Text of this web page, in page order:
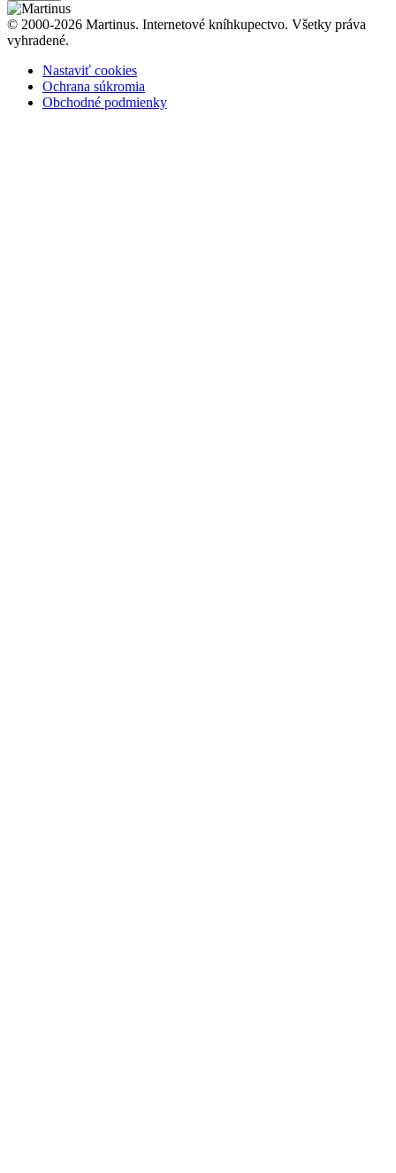
© 2000-2026 Martinus. Internetové kníhkupectvo. Všetky práva
vyhradené.
Nastaviť cookies
Ochrana súkromia
Obchodné podmienky